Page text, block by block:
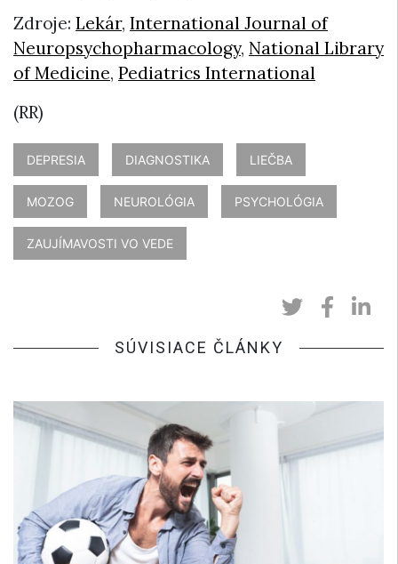
Zdroje: Lekár, International Journal of
Neuropsychopharmacology, National Library
of Medicine, Pediatrics International
(RR)
DEPRESIA DIAGNOSTIKA LIEČBA
MOZOG NEUROLÓGIA PSYCHOLÓGIA
ZAUJÍMAVOSTI VO VEDE
SÚVISIACE ČLÁNKY